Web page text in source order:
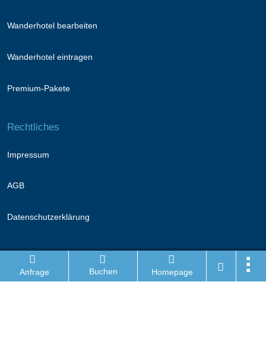
Anfrage Buchen Homepage
Wanderhotel bearbeiten
Wanderhotel eintragen
Premium-Pakete
Rechtliches
Impressum
AGB
Datenschutzerklärung
Folge uns
Facebook